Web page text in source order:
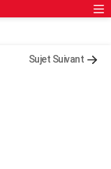
Sujet Suivant